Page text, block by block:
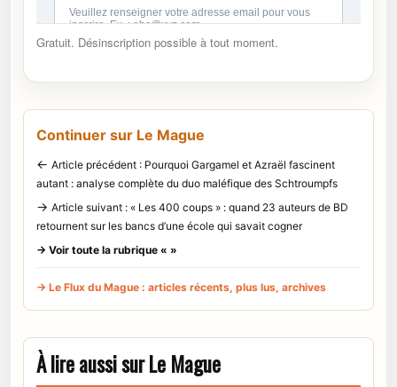
Gratuit. Désinscription possible à tout moment.
Continuer sur Le Mague
← Article précédent : Pourquoi Gargamel et Azraël fascinent
autant : analyse complète du duo maléfique des Schtroumpfs
→ Article suivant : « Les 400 coups » : quand 23 auteurs de BD
retournent sur les bancs d’une école qui savait cogner
→ Voir toute la rubrique « »
→ Le Flux du Mague : articles récents, plus lus, archives
À lire aussi sur Le Mague